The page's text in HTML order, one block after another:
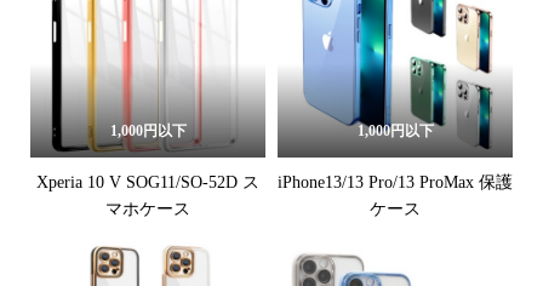
1,000円以下
Xperia 10 V SOG11/SO-52D ス
マホケース
1,000円以下
iPhone13/13 Pro/13 ProMax 保護
ケース